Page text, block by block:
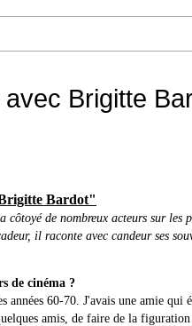
Brigitte
Bardot"
côtoyé de nombreux acteurs sur les
il raconte avec candeur ses
de cinéma ?
60-70. J'avais une amie qui
amis, de faire de la figuration